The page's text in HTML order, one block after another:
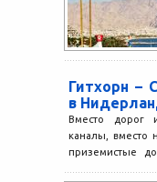
Гитхорн –
в
Вместо дорог
каналы, вместо
приземистые